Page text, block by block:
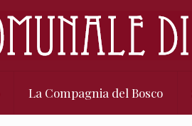
La Compagnia del Bosco